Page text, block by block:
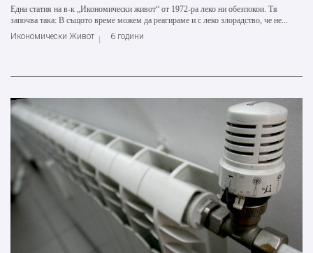
Една статия на в-к „Икономически живот“ от 1972-ра леко ни обезпокои. Тя
започва така: В същото време можем да реагираме и с леко злорадство, че не...
Икономически Живот
6 години